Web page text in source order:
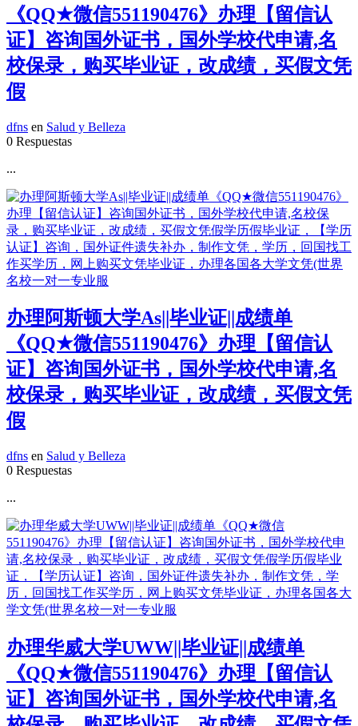
《QQ★微信551190476》办理【留信认
证】咨询国外证书，国外学校代申请,名
校保录，购买毕业证，改成绩，买假文凭
假
dfns en Salud y Belleza
0 Respuestas
...
办理阿斯顿大学As||毕业证||成绩单
《QQ★微信551190476》办理【留信认
证】咨询国外证书，国外学校代申请,名
校保录，购买毕业证，改成绩，买假文凭
假
dfns en Salud y Belleza
0 Respuestas
...
办理华威大学UWW||毕业证||成绩单
《QQ★微信551190476》办理【留信认
证】咨询国外证书，国外学校代申请,名